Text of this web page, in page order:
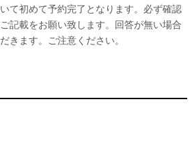
て初めて予約完了となります。必ず確認
記載をお願い致します。回答が無い場合
きます。ご注意ください。